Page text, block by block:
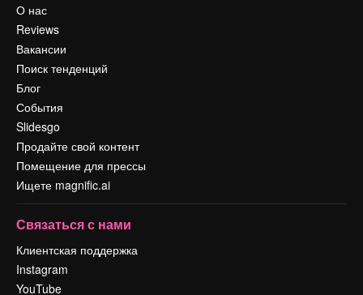
О нас
Reviews
Вакансии
Поиск тенденций
Блог
События
Slidesgo
Продайте свой контент
Помещение для прессы
Ищете magnific.ai
Связаться с нами
Клиентская поддержка
Instagram
YouTube